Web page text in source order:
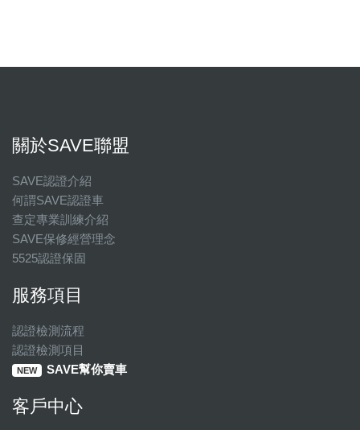
關於SAVE聯盟
SAVE認證介紹
何謂SAVE認證車
查定專業訓練介紹
SAVE保修經營理念
5525認證保固
服務項目
認證檢測流程
認證檢測項目
NEW SAVE幫你賣車
客戶中心